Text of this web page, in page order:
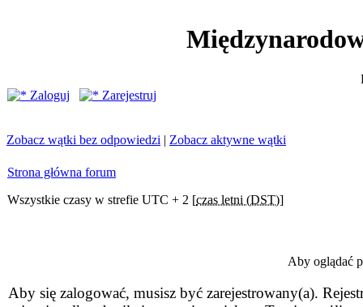
Zaloguj
Zarejestruj
Zobacz wątki bez odpowiedzi | Zobacz aktywne wątki
Strona główna forum
Wszystkie czasy w strefie UTC + 2 [czas letni (DST)]
Aby oglądać
Aby się zalogować, musisz być zarejestrowany(a).